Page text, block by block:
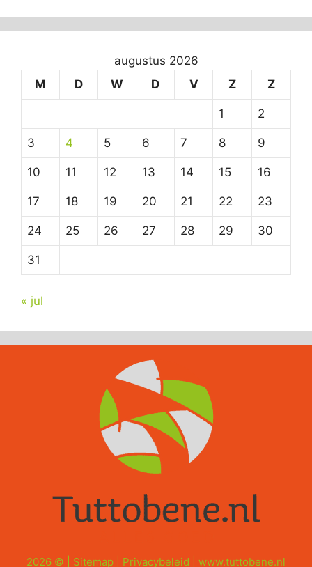
augustus 2026
M
D W D V Z Z
1 2
3 4 5 6 7 8 9
10 11 12 13 14 15 16
17 18 19 20 21 22 23
24 25 26 27 28 29 30
31
« jul
2026 © | Sitemap Privacybeleid www.tuttobene.nl